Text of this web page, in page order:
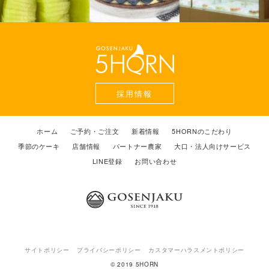
採用情報
ホーム ご予約・ご注文 新着情報
5HORNのこだわり
季節のケーキ
店舗情報 パートナー農家
大口・法人向けサービス
LINE登録
お問い合わせ
サイトポリシー プライバシーポリシー
カスタマーハラスメントポリシー
© 2019 5HORN